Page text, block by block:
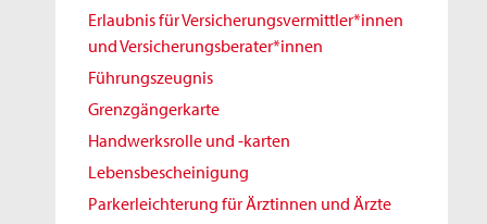
Erlaubnis für Versicherungsvermittler*innen
und Versicherungsberater*innen
Führungszeugnis
Grenzgängerkarte
Handwerksrolle und -karten
Lebensbescheinigung
Parkerleichterung für Ärztinnen und Ärzte